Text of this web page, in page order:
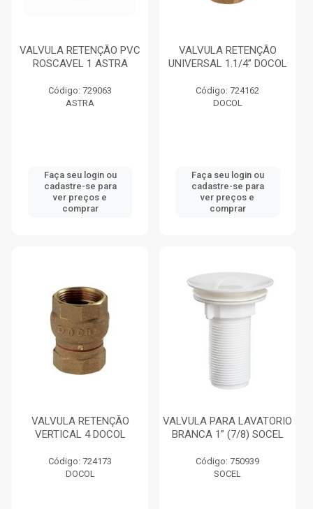
VALVULA RETENÇÃO PVC
ROSCAVEL 1 ASTRA
Código: 729063
ASTRA
Faça seu login ou
cadastre-se para
ver preços e
comprar
VALVULA RETENÇÃO
UNIVERSAL 1.1/4” DOCOL
Código: 724162
DOCOL
Faça seu login ou
cadastre-se para
ver preços e
comprar
VALVULA RETENÇÃO
VERTICAL 4 DOCOL
Código: 724173
DOCOL
VALVULA PARA LAVATORIO
BRANCA 1” (7/8) SOCEL
Código: 750939
SOCEL